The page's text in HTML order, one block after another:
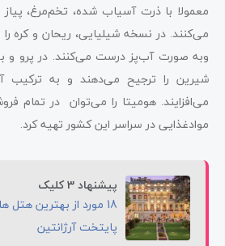
معمولا با ذرت آسیاب شده، تخم‌مرغ،
می‌کنند. در نسخه شیلیایی، ریحان و کره
وبه صورت آب‌پز درست می‌کنند. در پرو و
شیرین را ترجیح می‌دهند و به ترکیب
می‌افزایند. هومیتا را می‌توان در تمام
موادغذایی در سراسر این کشور تهیه کرد.
پیشنهاد 3 کلیک
18 مورد از بهترین
پایتخت آرژانتین